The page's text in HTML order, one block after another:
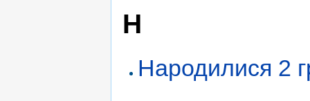
Н
Народилися 2